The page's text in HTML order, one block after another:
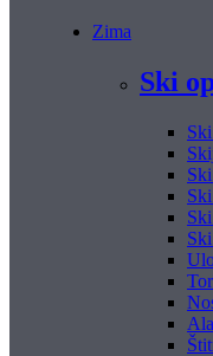
Zima
Ski